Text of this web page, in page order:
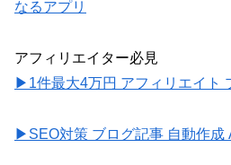
なるアプリ
アフィリエイター必見
▶1件最大4万円 アフィリエイト
▶SEO対策 ブログ記事 自動作成